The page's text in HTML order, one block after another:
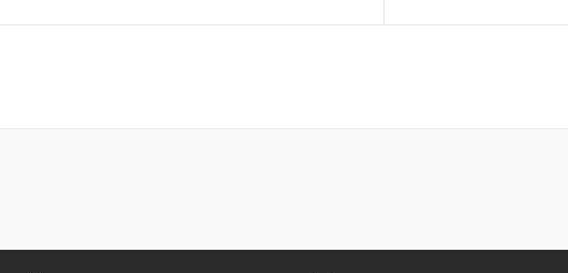
Купить в 1 клик Сравнение Купить в 1 клик